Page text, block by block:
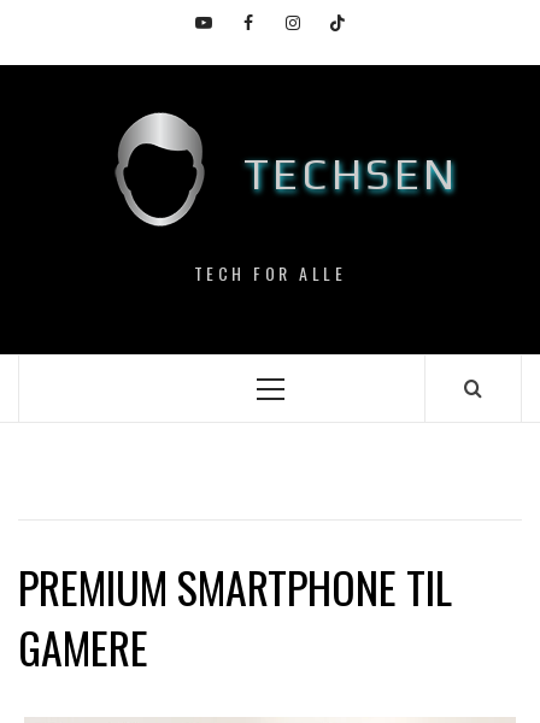
content
YouTubeFacebookInstagramTikTok
TECHSEN
TECH FOR ALLE
Primary
PREMIUM SMARTPHONE TIL
GAMERE